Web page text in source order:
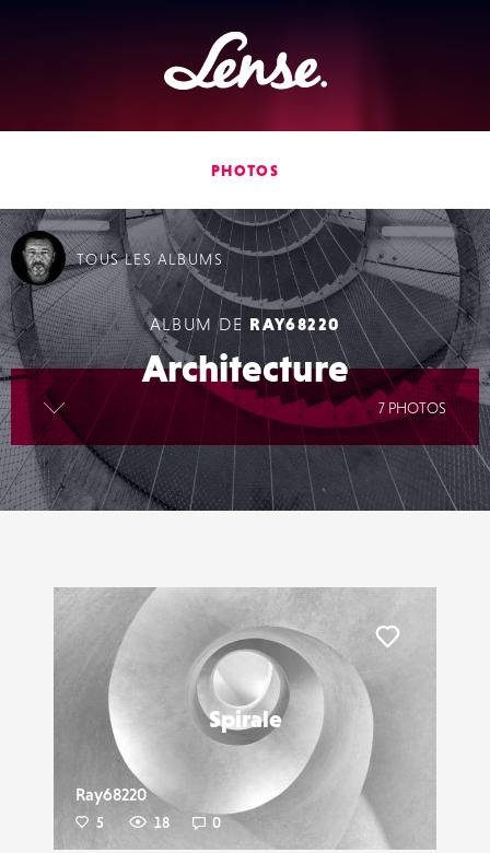
Lense
PHOTOS
ALBUM DE RAY68220
Architecture
lire la suite
7 PHOTOS
TOUSLES ALBUMS
Spirale
Ray68220
5 18 0